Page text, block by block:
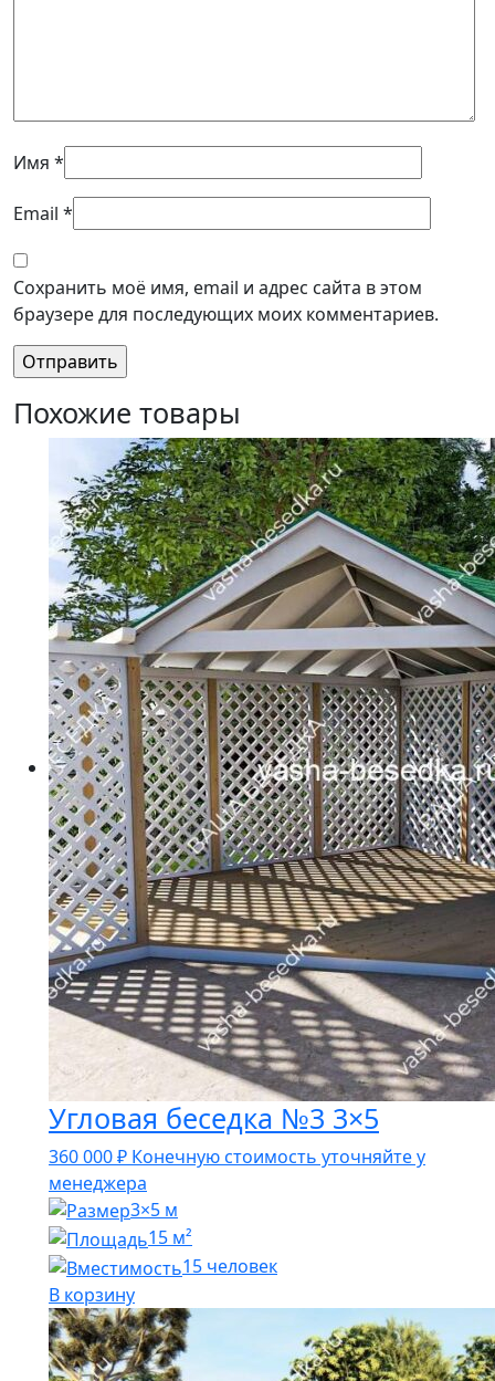
Имя *
Email *
Сохранить моё имя, email и адрес сайта в этом
браузере для последующих моих комментариев.
Похожие товары
Угловая беседка №3 3×5
360 000₽ Конечную стоимость уточняйте у
менеджера
3×5 м
15 м²
15 человек
В корзину